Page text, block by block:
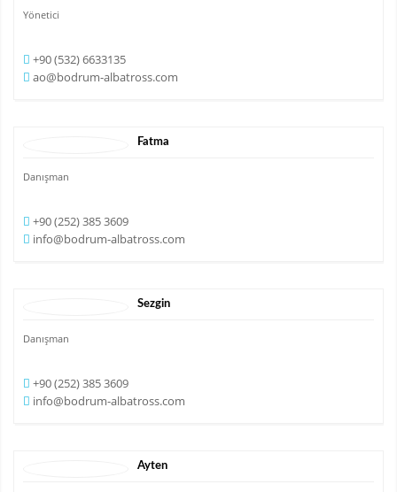
Yönetici
+90 (532) 6633135
ao@bodrum-albatross.com
Fatma
Danışman
+90 (252) 385 3609
info@bodrum-albatross.com
Sezgin
Danışman
+90 (252) 385 3609
info@bodrum-albatross.com
Ayten